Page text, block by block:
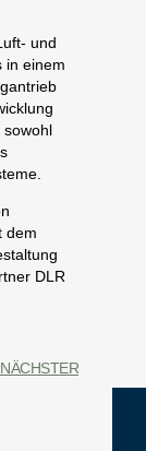
und
in einem
sowohl
dem
DLR
NÄCHSTER